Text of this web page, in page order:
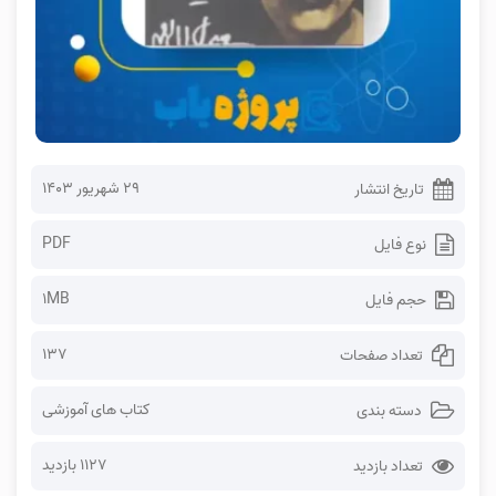
تاریخ انتشار ۲۹ شهریور ۱۴۰۳
نوع فایل PDF
حجم فایل 1MB
تعداد صفحات 137
دسته بندی کتاب های آموزشی
تعداد بازدید 1127 بازدید